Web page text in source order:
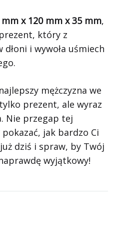
x 120 mm x 35 mm,
który z
i wywoła uśmiech
mężczyzna we
prezent, ale wyraz
Nie przegap tej
jak bardzo Ci
dziś i spraw, by Twój
wyjątkowy!